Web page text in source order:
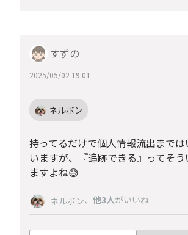
すずの
2025/05/02 19:01
ネルボン
持ってるだけで個人情報流出まで
いますが、『追跡できる』ってそう
ますよね😅
ネルボン、 他3人がいいね